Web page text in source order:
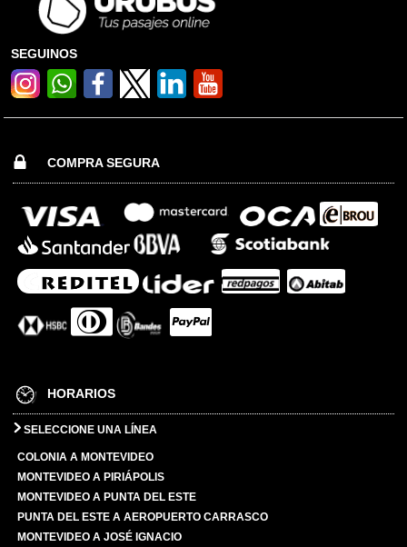
SEGUINOS
COMPRA SEGURA
HORARIOS
SELECCIONE UNA LÍNEA
COLONIA A MONTEVIDEO
MONTEVIDEO A PIRIÁPOLIS
MONTEVIDEO A PUNTA DEL ESTE
PUNTA DEL ESTE A AEROPUERTO CARRASCO
MONTEVIDEO A JOSÉ IGNACIO